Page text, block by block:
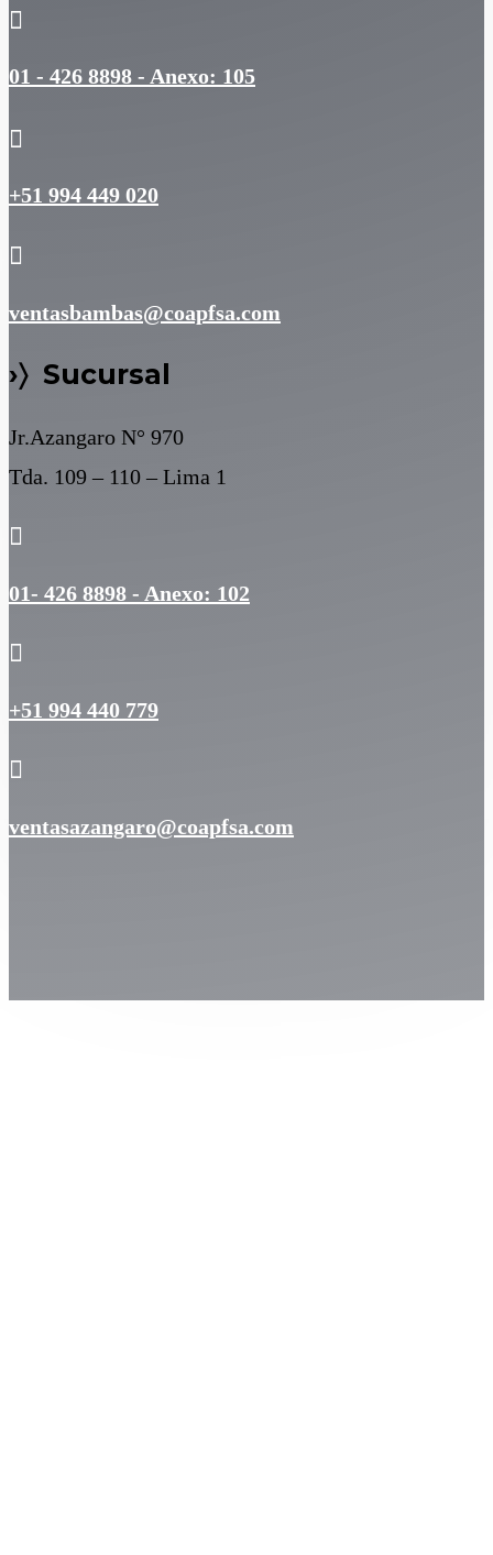

01 - 426 8898 - Anexo: 105

+51 994 449 020

ventasbambas@coapfsa.com
›〉 Sucursal
Jr.Azangaro N° 970
Tda. 109 – 110 – Lima 1

01- 426 8898 - Anexo: 102

+51 994 440 779

ventasazangaro@coapfsa.com